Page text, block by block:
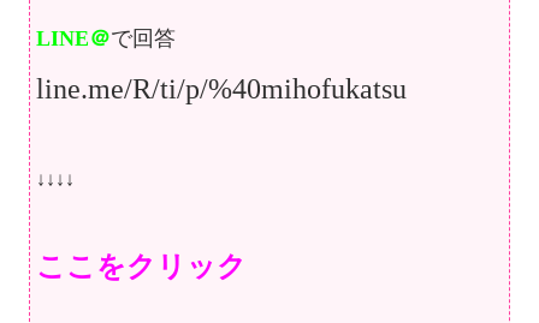
LINE＠で回答
line.me/R/ti/p/%40mihofukatsu
↓↓↓↓
ここをクリック